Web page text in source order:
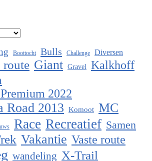
Boottocht Bulls Challenge Diversen
route Giant Gravel Kalkhoff
2022
Road 2013 Komoot MC
Race Recreatief Samen
Vakantie Vaste route
wandeling X-Trail